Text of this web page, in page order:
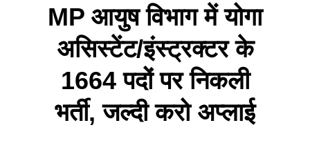
MP आयुष विभाग में योगा
असिस्टेंट/इंस्ट्रक्टर के
1664 पदों पर निकली
भर्ती, जल्दी करो अप्लाई